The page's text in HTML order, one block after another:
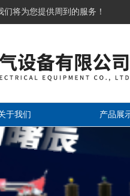
将为您提供周到的服务！
于我们 产品展